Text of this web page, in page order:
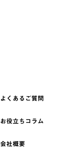
よくあるご質問
お役立ちコラム
会社概要